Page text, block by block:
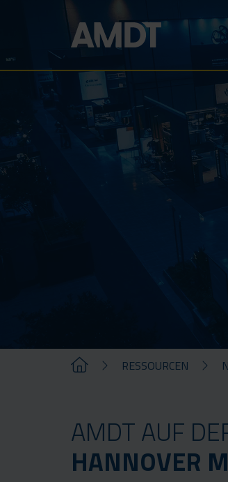
RESSOURCEN
AMDT AUF
HANNOVER